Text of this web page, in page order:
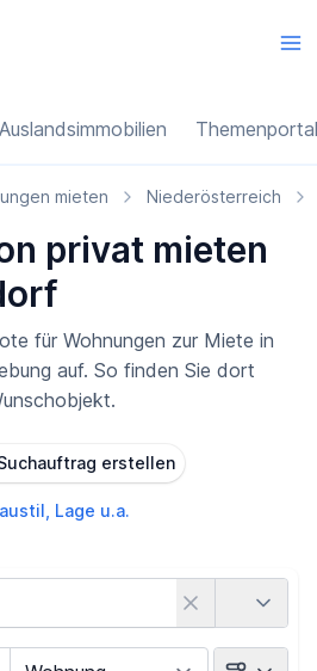
Auslandsimmobilien
mieten Niederösterreich
privat mieten
für Wohnungen zur Miete in
auf. So finden Sie dort
erstellen
Lage u.a.